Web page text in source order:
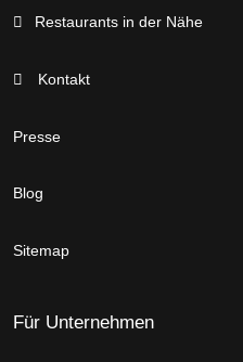
Restaurants in der Nähe
Kontakt
Presse
Blog
Sitemap
Für Unternehmen